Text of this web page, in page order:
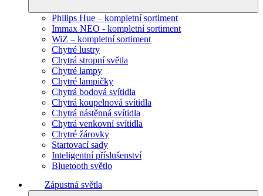
Philips Hue – kompletní sortiment
Immax NEO - kompletní sortiment
WiZ – kompletní sortiment
Chytré lustry
Chytrá stropní světla
Chytré lampy
Chytré lampičky
Chytrá bodová svítidla
Chytrá koupelnová svítidla
Chytrá nástěnná svítidla
Chytrá venkovní svítidla
Chytré žárovky
Startovací sady
Inteligentní příslušenství
Bluetooth světlo
Zápustná světla